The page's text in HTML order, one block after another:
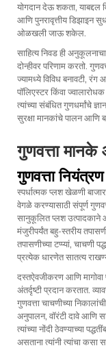
योगदान देऊ शकता, याबद्दल
आणि पुनरावृत्तीय
ओळखली जाऊ शकेल.
साहित्य निवड ही
दोन्हीवर परिणाम करतो.
ज्यामध्ये विविध बनावटी, रंग
पॉलिएस्टर किंवा
त्यांच्या संबंधित गुणधर्मांचे
सुरक्षा मानकांचे पालन आणि
गुणवत्ता मानके
गुणवत्ता
स्पर्धात्मक प्लश खेळणी
वेगळे करण्यासाठी संपूर्ण
सानुकूलित प्लश उत्पादकाने
मंजुरीपर्यंत बहु-स्तरीय
तपासणीच्या टप्प्यां, चाचणी
प्रत्येक धारणेत सातत्य
दस्तऐवजीकरण आणि मागोवा
अंतर्दृष्टी प्रदान करतात.
गुणवत्ता चाचणीच्या
अनुपालन, वॉरंटी दावे आणि
त्यांच्या नोंदी ठेवण्याच्या
असताना त्यांनी त्यांचा कसा